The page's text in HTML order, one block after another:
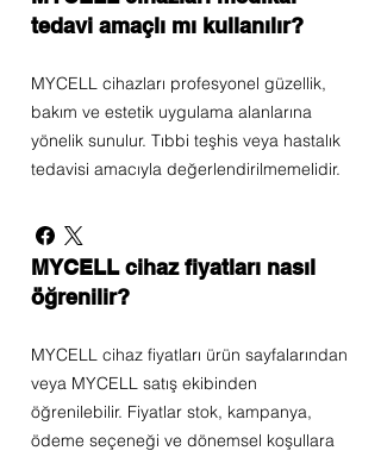
tedavi amaçlı mı kullanılır?
MYCELL cihazları profesyonel güzellik,
bakım ve estetik uygulama alanlarına
yönelik sunulur. Tıbbi teşhis veya hastalık
tedavisi amacıyla değerlendirilmemelidir.
MYCELL cihaz fiyatları nasıl
öğrenilir?
MYCELL cihaz fiyatları ürün sayfalarından
veya MYCELL satış ekibinden
öğrenilebilir. Fiyatlar stok, kampanya,
ödeme seçeneği ve dönemsel koşullara